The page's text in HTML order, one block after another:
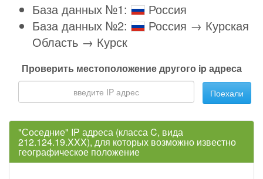
База данных №1:
Россия
База данных №2:
Россия → Курская
Область → Курск
Проверить местоположение другого ip адреса
Поехали
"Соседние" IP адреса (класса C, вида
212.124.19.XXX), для которых возможно известно
географическое положение